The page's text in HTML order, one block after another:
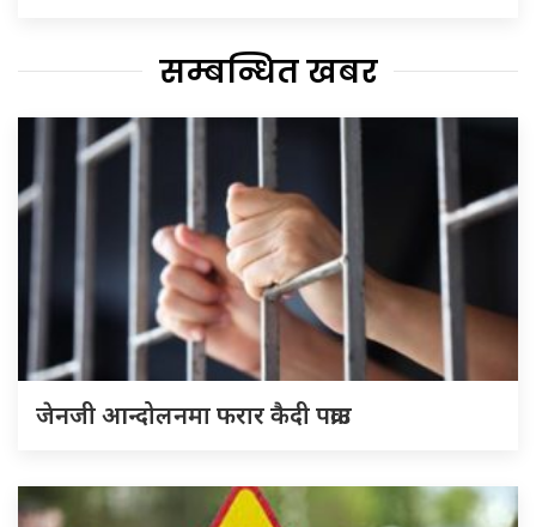
सम्बन्धित खबर
जेनजी आन्दोलनमा फरार कैदी पक्राउ